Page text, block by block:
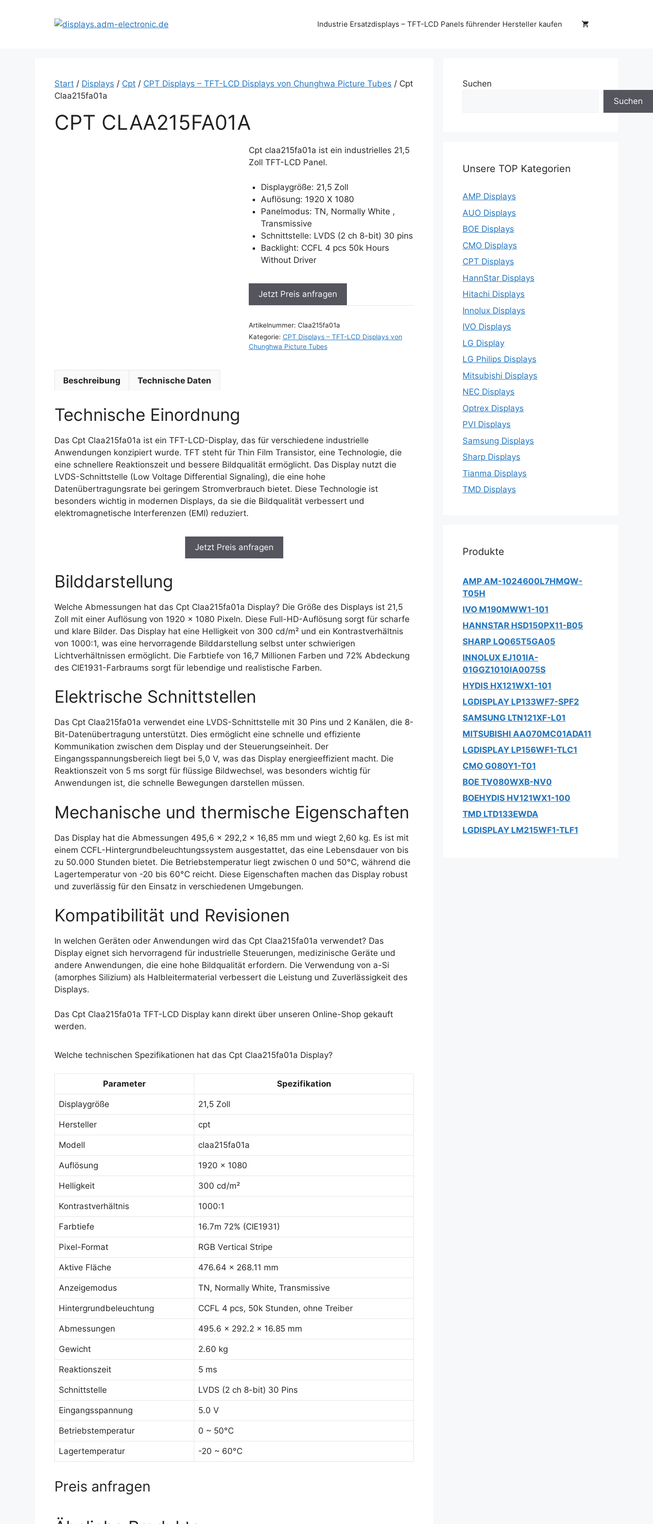
Industrie Ersatzdisplays – TFT-LCD Panels führender Hersteller kaufen
Start / Displays / Cpt / CPT Displays – TFT-LCD Displays von Chunghwa Picture Tubes / Cpt
Claa215fa01a
CPT CLAA215FA01A
Cpt claa215fa01a ist ein industrielles 21,5
Zoll TFT-LCD Panel.
Displaygröße: 21,5 Zoll
Auflösung: 1920 X 1080
Panelmodus: TN, Normally White ,
Transmissive
Schnittstelle: LVDS (2 ch 8-bit) 30 pins
Backlight: CCFL 4 pcs 50k Hours
Without Driver
Jetzt Preis anfragen
Artikelnummer: Claa215fa01a
Kategorie: CPT Displays – TFT-LCD Displays von
Chunghwa Picture Tubes
Beschreibung Technische Daten
Technische Einordnung
Das Cpt Claa215fa01a ist ein TFT-LCD-Display, das für verschiedene industrielle
Anwendungen konzipiert wurde. TFT steht für Thin Film Transistor, eine Technologie, die
eine schnellere Reaktionszeit und bessere Bildqualität ermöglicht. Das Display nutzt die
LVDS-Schnittstelle (Low Voltage Differential Signaling), die eine hohe
Datenübertragungsrate bei geringem Stromverbrauch bietet. Diese Technologie ist
besonders wichtig in modernen Displays, da sie die Bildqualität verbessert und
elektromagnetische Interferenzen (EMI) reduziert.
Jetzt Preis anfragen
Bilddarstellung
Welche Abmessungen hat das Cpt Claa215fa01a Display? Die Größe des Displays ist 21,5
Zoll mit einer Auflösung von 1920 x 1080 Pixeln. Diese Full-HD-Auflösung sorgt für scharfe
und klare Bilder. Das Display hat eine Helligkeit von 300 cd/m² und ein Kontrastverhältnis
von 1000:1, was eine hervorragende Bilddarstellung selbst unter schwierigen
Lichtverhältnissen ermöglicht. Die Farbtiefe von 16,7 Millionen Farben und 72% Abdeckung
des CIE1931-Farbraums sorgt für lebendige und realistische Farben.
Elektrische Schnittstellen
Das Cpt Claa215fa01a verwendet eine LVDS-Schnittstelle mit 30 Pins und 2 Kanälen, die 8-
Bit-Datenübertragung unterstützt. Dies ermöglicht eine schnelle und effiziente
Kommunikation zwischen dem Display und der Steuerungseinheit. Der
Eingangsspannungsbereich liegt bei 5,0 V, was das Display energieeffizient macht. Die
Reaktionszeit von 5 ms sorgt für flüssige Bildwechsel, was besonders wichtig für
Anwendungen ist, die schnelle Bewegungen darstellen müssen.
Mechanische und thermische Eigenschaften
Das Display hat die Abmessungen 495,6 x 292,2 x 16,85 mm und wiegt 2,60 kg. Es ist mit
einem CCFL-Hintergrundbeleuchtungssystem ausgestattet, das eine Lebensdauer von bis
zu 50.000 Stunden bietet. Die Betriebstemperatur liegt zwischen 0 und 50°C, während die
Lagertemperatur von -20 bis 60°C reicht. Diese Eigenschaften machen das Display robust
und zuverlässig für den Einsatz in verschiedenen Umgebungen.
Kompatibilität und Revisionen
In welchen Geräten oder Anwendungen wird das Cpt Claa215fa01a verwendet? Das
Display eignet sich hervorragend für industrielle Steuerungen, medizinische Geräte und
andere Anwendungen, die eine hohe Bildqualität erfordern. Die Verwendung von a-Si
(amorphes Silizium) als Halbleitermaterial verbessert die Leistung und Zuverlässigkeit des
Displays.
Das Cpt Claa215fa01a TFT-LCD Display kann direkt über unseren Online-Shop gekauft
werden.
Welche technischen Spezifikationen hat das Cpt Claa215fa01a Display?
Parameter Spezifikation
Displaygröße 21,5 Zoll
Hersteller cpt
Modell claa215fa01a
Auflösung 1920 x 1080
Helligkeit 300 cd/m²
Kontrastverhältnis 1000:1
Farbtiefe 16.7m 72% (CIE1931)
Pixel-Format RGB Vertical Stripe
Aktive Fläche 476.64 x 268.11 mm
Anzeigemodus TN, Normally White, Transmissive
Hintergrundbeleuchtung CCFL 4 pcs, 50k Stunden, ohne Treiber
Abmessungen 495.6 x 292.2 x 16.85 mm
Gewicht 2.60 kg
Reaktionszeit 5 ms
Schnittstelle LVDS (2 ch 8-bit) 30 Pins
Eingangsspannung 5.0 V
Betriebstemperatur 0 ~ 50°C
Lagertemperatur -20 ~ 60°C
Preis anfragen
Suchen
Suchen
Unsere TOP Kategorien
AMP Displays
AUO Displays
BOE Displays
CMO Displays
CPT Displays
HannStar Displays
Hitachi Displays
Innolux Displays
IVO Displays
LG Display
LG Philips Displays
Mitsubishi Displays
NEC Displays
Optrex Displays
PVI Displays
Samsung Displays
Sharp Displays
Tianma Displays
TMD Displays
Produkte
AMP AM-1024600L7HMQW-
T05H
IVO M190MWW1-101
HANNSTAR HSD150PX11-B05
SHARP LQ065T5GA05
INNOLUX EJ101IA-
01GGZ1010IA0075S
HYDIS HX121WX1-101
LGDISPLAY LP133WF7-SPF2
SAMSUNG LTN121XF-L01
MITSUBISHI AA070MC01ADA11
LGDISPLAY LP156WF1-TLC1
CMO G080Y1-T01
BOE TV080WXB-NV0
BOEHYDIS HV121WX1-100
TMD LTD133EWDA
LGDISPLAY LM215WF1-TLF1